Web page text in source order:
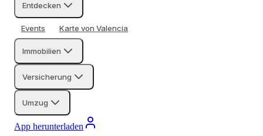
Entdecken
Events Karte von Valencia
Immobilien
Versicherung
Umzug
App herunterladen